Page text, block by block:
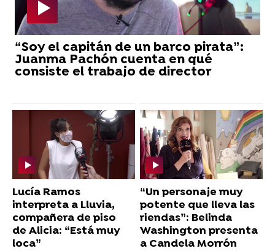
“Soy el capitán de un barco pirata”:
Juanma Pachón cuenta en qué
consiste el trabajo de director
Lucía Ramos
interpreta a Lluvia,
compañera de piso
de Alicia: “Está muy
loca”
“Un personaje muy
potente que lleva las
riendas”: Belinda
Washington presenta
a Candela Morrón